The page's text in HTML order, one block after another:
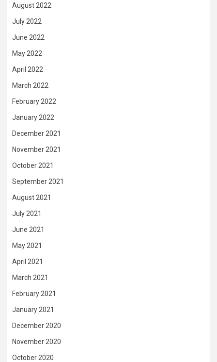
August 2022
July 2022
June 2022
May 2022
April 2022
March 2022
February 2022
January 2022
December 2021
November 2021
October 2021
September 2021
August 2021
July 2021
June 2021
May 2021
April 2021
March 2021
February 2021
January 2021
December 2020
November 2020
October 2020